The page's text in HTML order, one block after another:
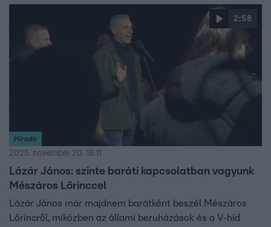
2:58
Híradó
2025. november 20. 18:11
Lázár János: szinte baráti kapcsolatban vagyunk
Mészáros Lőrinccel
Lázár János már majdnem barátként beszél Mészáros
Lőrincről, miközben az állami beruházások és a V-híd